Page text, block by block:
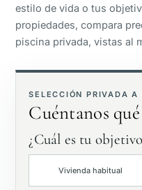
Vista panorámica
Vista al campo
Jardín privado
Con ascensor
Primera línea de
estilo de vida o tus
propiedades, compara
piscina privada, vistas al
SELECCIÓN PRIVADA A
Cuéntanos
¿Cuál es tu
Vivienda habitual